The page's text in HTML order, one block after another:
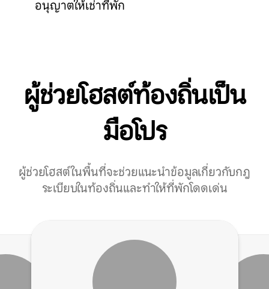
อนุญาตให้เช่าที่พัก
ผู้ช่วยโฮสต์ท้องถิ่นเป็น
มือโปร
ผู้ช่วยโฮสต์ในพื้นที่จะช่วยแนะนำข้อมูลเกี่ยวกับกฎ
ระเบียบในท้องถิ่นและทำให้ที่พักโดดเด่น